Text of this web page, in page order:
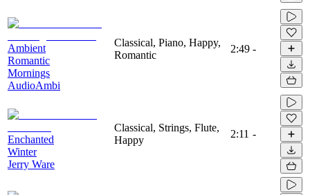
Ambient
Romantic
Mornings
AudioAmbi
Classical, Piano, Happy,
Romantic
2:49 -
Enchanted
Winter
Jerry Ware
Classical, Strings, Flute,
Happy
2:11 -